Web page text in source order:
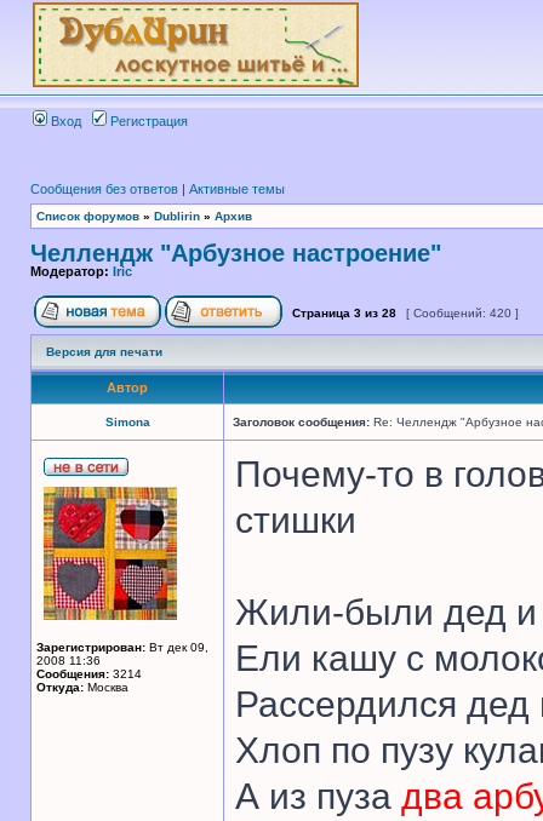
Вход Регистрация
Сообщения без ответов | Активные темы
Список форумов » Dublirin » Архив
Челлендж "Арбузное настроение"
Модератор: Iric
Страница 3 из 28 [ Сообщений: 420 ]
Версия для печати
Автор
Simona Заголовок сообщения: Re: Челлендж "Арбузное
Зарегистрирован: Вт дек 09,
2008 11:36
Сообщения: 3214
Откуда: Москва
Почему-то в
стишки
Жили-были дед и
Ели кашу с
Рассердился дед
Хлоп по пузу
А из пуза два